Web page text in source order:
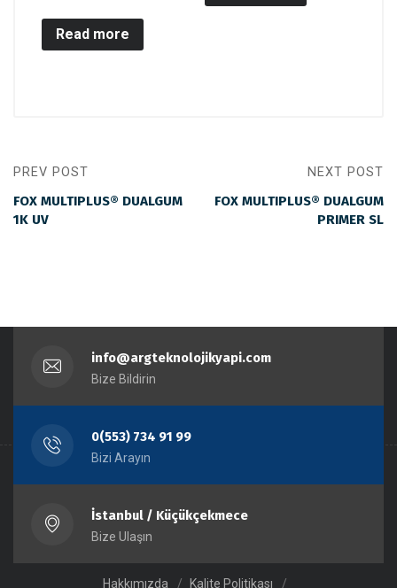
Read more
PREV POST
FOX MULTIPLUS® DUALGUM
1K UV
NEXT POST
FOX MULTIPLUS® DUALGUM
PRIMER SL
info@argteknolojikyapi.com
Bize Bildirin
0(553) 734 91 99
Bizi Arayın
İstanbul / Küçükçekmece
Bize Ulaşın
Hakkımızda Kalite Politikası